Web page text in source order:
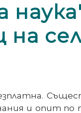
на
и опит по